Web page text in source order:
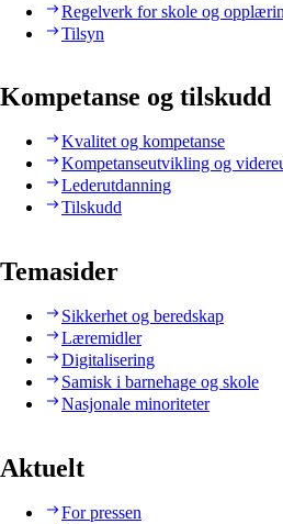
Regelverk for skole og
Tilsyn
Kompetanse og tilskudd
Kvalitet og kompetanse
Kompetanseutvikling og
Lederutdanning
Tilskudd
Temasider
Sikkerhet og beredskap
Læremidler
Digitalisering
Samisk i barnehage og skole
Nasjonale minoriteter
Aktuelt
For pressen